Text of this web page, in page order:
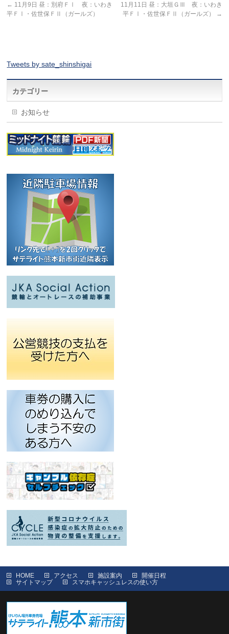
← 11月9日 昼：別府ＦⅠ 夜：いわき
平ＦⅠ・佐世保ＦⅡ（ガールズ）
11月11日 昼：大垣ＧⅢ 夜：いわき
平ＦⅠ・佐世保ＦⅡ（ガールズ）
→
Tweets by sate_shinshigai
カテゴリー
お知らせ
HOME アクセス 施設案内
開催日程
サイトマップ
スマホキャッシュレスの使い方